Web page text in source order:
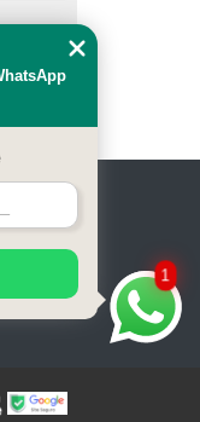
do site
1